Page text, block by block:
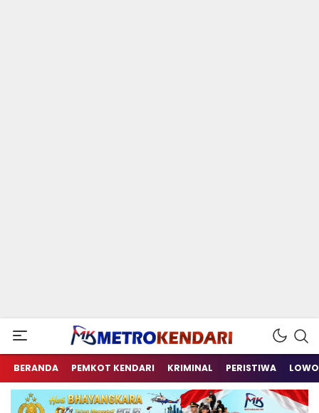
metrokendari
Berita Terkini Sulawesi Tenggara
BERANDA PEMKOT KENDARI KRIMINAL PERISTIWA